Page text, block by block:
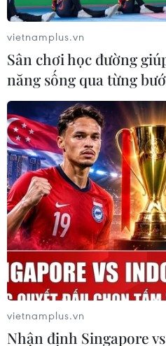
Thủ tướng Hàn Quốc
tác tới thành phố
25/02/2020 05:52
Thủ tướng kiêm Chủ tịch Ủy
và quản lý an toàn trung
kyun sẽ chuyển trụ sở công
ngày 25/2.
vietnamplus.vn
Sân chơi học đường
năng sống qua từng
vietnamplus.vn
Nhận định Singapore